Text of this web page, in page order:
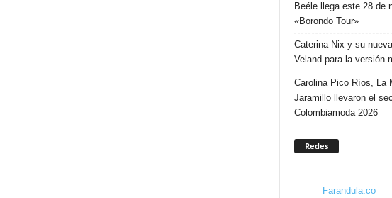
Beéle llega este 28 de
«Borondo Tour»
Caterina Nix y su
Veland para la versión
Carolina Pico Ríos, La
Jaramillo llevaron el
Colombiamoda 2026
Redes
Farandula.co